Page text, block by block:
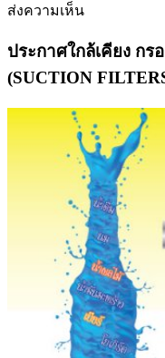
ส่งความเห็น
ประกาศใกล้เคียง ก
(SUCTION